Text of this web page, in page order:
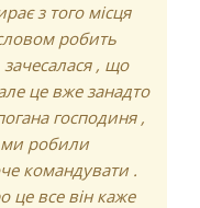
з того місця
робить
, що
це вже занадто
господиня ,
ми робили
командувати .
це все він каже